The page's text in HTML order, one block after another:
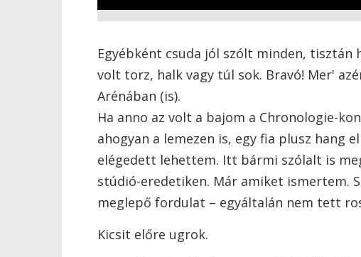
Egyébként csuda jól szólt minden,
volt torz, halk vagy túl sok. Bravó! Mer'
Arénában (is).
Ha anno az volt a bajom a Chronologie-
ahogyan a lemezen is, egy fia plusz hang
elégedett lehettem. Itt bármi szólalt is
stúdió-eredetiken. Már amiket ismertem.
meglepő fordulat – egyáltalán nem tett
Kicsit előre ugrok.